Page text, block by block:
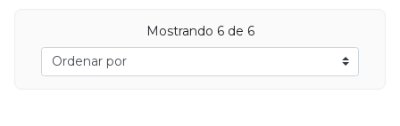
Mostrando 6de 6